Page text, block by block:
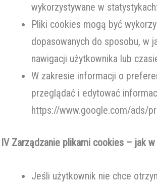
wykorzystywane w
Pliki cookies mogą być
dopasowanych do sposobu, w
nawigacji użytkownika lub
W zakresie informacji o
przeglądać i edytować
https://www.google.com/ads/
IV Zarządzanie plikami cookies – jak
Jeśli użytkownik nie chce